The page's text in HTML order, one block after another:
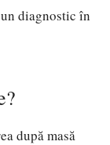
diagnostic în
după masă